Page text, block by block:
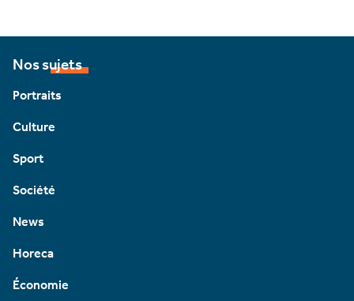
Nos sujets
Portraits
Culture
Sport
Société
News
Horeca
Économie